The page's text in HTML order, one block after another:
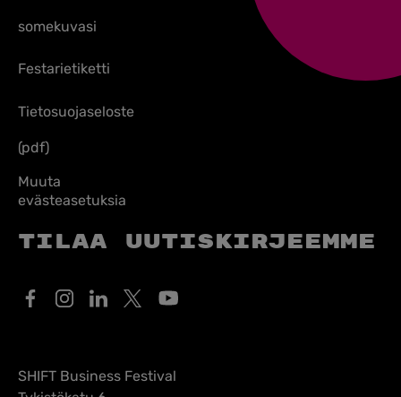
somekuvasi
Festarietiketti
Tietosuojaseloste
(pdf)
Muuta
evästeasetuksia
Tilaa uutiskirjeemme
SHIFT Business Festival